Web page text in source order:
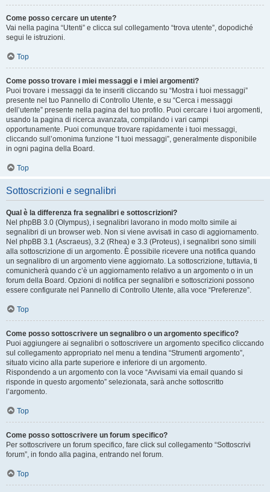
Come posso cercare un utente?
Vai nella pagina “Utenti” e clicca sul collegamento “trova utente”, dopodiché
segui le istruzioni.
Top
Come posso trovare i miei messaggi e i miei argomenti?
Puoi trovare i messaggi da te inseriti cliccando su “Mostra i tuoi messaggi”
presente nel tuo Pannello di Controllo Utente, e su “Cerca i messaggi
dell’utente” presente nella pagina del tuo profilo. Puoi cercare i tuoi argomenti,
usando la pagina di ricerca avanzata, compilando i vari campi
opportunamente. Puoi comunque trovare rapidamente i tuoi messaggi,
cliccando sull’omonima funzione “I tuoi messaggi”, generalmente disponibile
in ogni pagina della Board.
Top
Sottoscrizioni e segnalibri
Qual è la differenza fra segnalibri e sottoscrizioni?
Nel phpBB 3.0 (Olympus), i segnalibri lavorano in modo molto simile ai
segnalibri di un browser web. Non si viene avvisati in caso di aggiornamento.
Nel phpBB 3.1 (Ascraeus), 3.2 (Rhea) e 3.3 (Proteus), i segnalibri sono simili
alla sottoscrizione di un argomento. È possibile ricevere una notifica quando
un segnalibro di un argomento viene aggiornato. La sottoscrizione, tuttavia, ti
comunicherà quando c’è un aggiornamento relativo a un argomento o in un
forum della Board. Opzioni di notifica per segnalibri e sottoscrizioni possono
essere configurate nel Pannello di Controllo Utente, alla voce “Preferenze”.
Top
Come posso sottoscrivere un segnalibro o un argomento specifico?
Puoi aggiungere ai segnalibri o sottoscrivere un argomento specifico cliccando
sul collegamento appropriato nel menu a tendina “Strumenti argomento”,
situato vicino alla parte superiore e inferiore di un argomento.
Rispondendo a un argomento con la voce “Avvisami via email quando si
risponde in questo argomento” selezionata, sarà anche sottoscritto
l’argomento.
Top
Come posso sottoscrivere un forum specifico?
Per sottoscrivere un forum specifico, fare click sul collegamento “Sottoscrivi
forum”, in fondo alla pagina, entrando nel forum.
Top